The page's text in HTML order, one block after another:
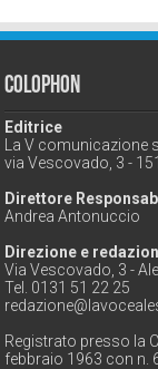
Colophon
Editrice
La V comunicazione
via Vescovado, 3 -
Direttore
Andrea Antonuccio
Direzione e
Via Vescovado, 3 -
Tel. 0131 51 22 25
Registrato presso la
febbraio 1963 con n.